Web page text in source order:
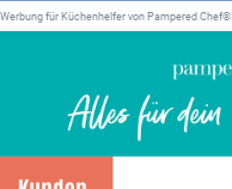
Werbung für Küchenhelfer von Pampered Chef®